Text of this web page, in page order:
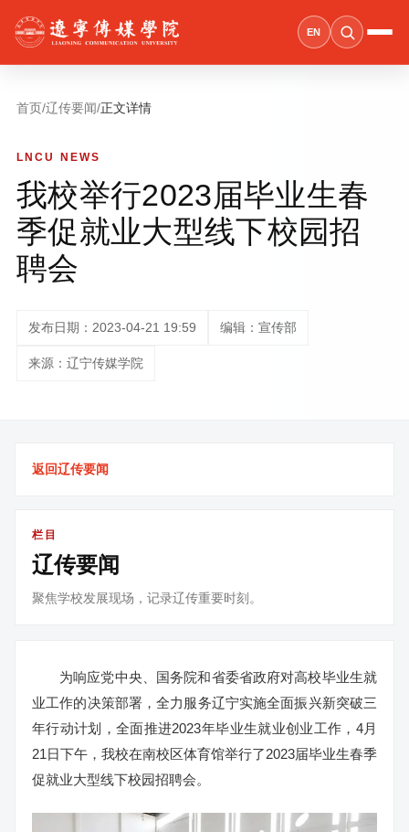
EN
首页/辽传要闻/正文详情
LNCU NEWS
我校举行2023届毕业生春
季促就业大型线下校园招
聘会
发布日期：2023-04-21 19:59 编辑：宣传部
来源：辽宁传媒学院
返回辽传要闻
栏目
辽传要闻
聚焦学校发展现场，记录辽传重要时刻。
为响应党中央、国务院和省委省政府对高校毕业生就
业工作的决策部署，全力服务辽宁实施全面振兴新突破三
年行动计划，全面推进2023年毕业生就业创业工作，4月
21日下午，我校在南校区体育馆举行了2023届毕业生春季
促就业大型线下校园招聘会。